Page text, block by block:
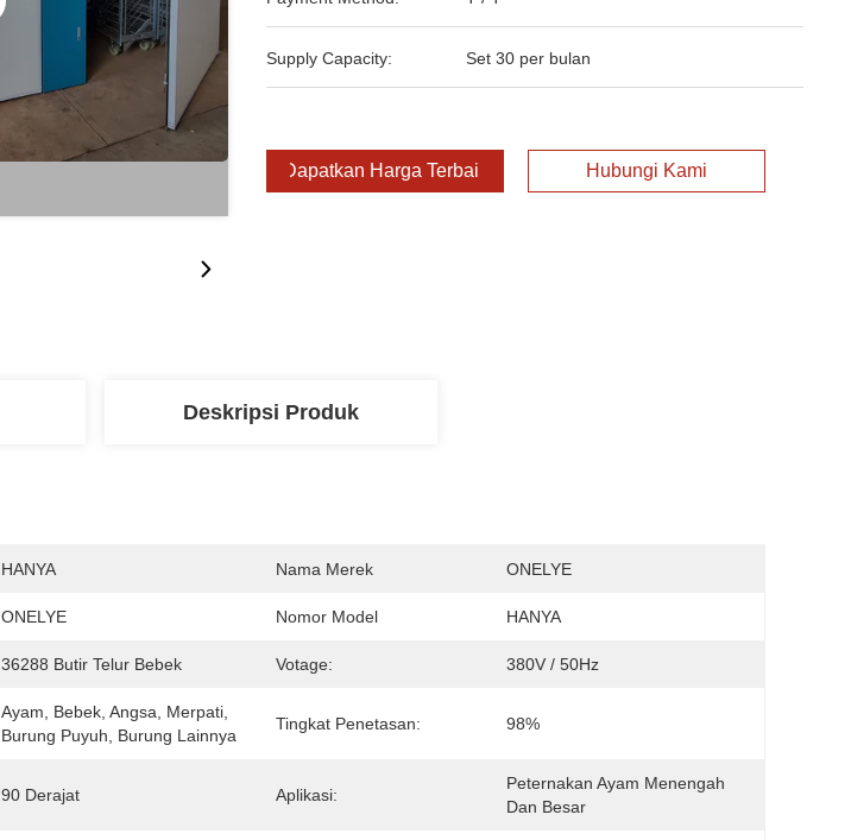
Supply Capacity: Set 30 per bulan
Dapatkan Harga Terbaik Hubungi Kami
Deskripsi Produk
HANYA Nama Merek ONELYE
ONELYE Nomor Model HANYA
36288 Butir Telur Bebek Votage: 380V / 50Hz
Ayam, Bebek, Angsa, Merpati,
Burung Puyuh, Burung Lainnya
Tingkat Penetasan: 98%
90 Derajat Aplikasi:
Peternakan Ayam Menengah
Dan Besar